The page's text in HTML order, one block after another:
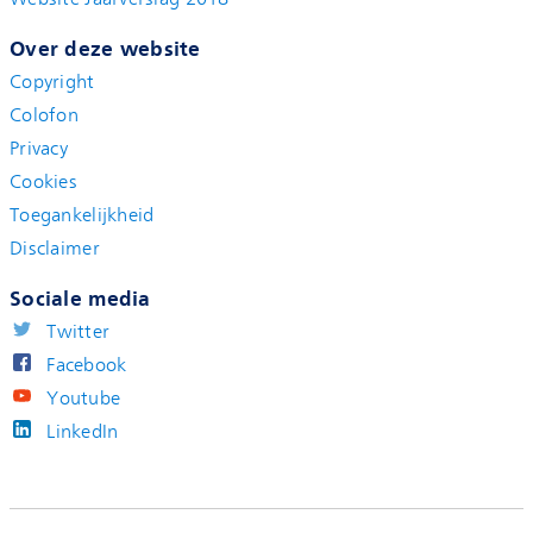
Over deze website
Copyright
Colofon
Privacy
Cookies
Toegankelijkheid
Disclaimer
Sociale media
Twitter
Facebook
Youtube
LinkedIn